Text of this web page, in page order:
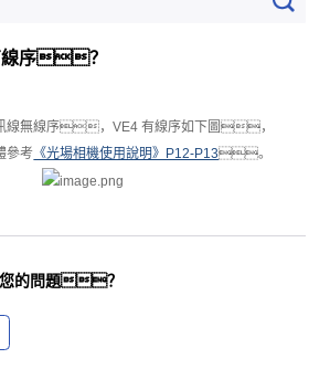
線序？
訊線無線序，VE4 有線序如下圖，
參考 《光場相機使用說明》P12-P13。
您的問題？